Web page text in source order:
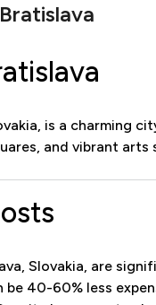
is a charming
and vibrant arts
Slovakia, are
be 40-60% less